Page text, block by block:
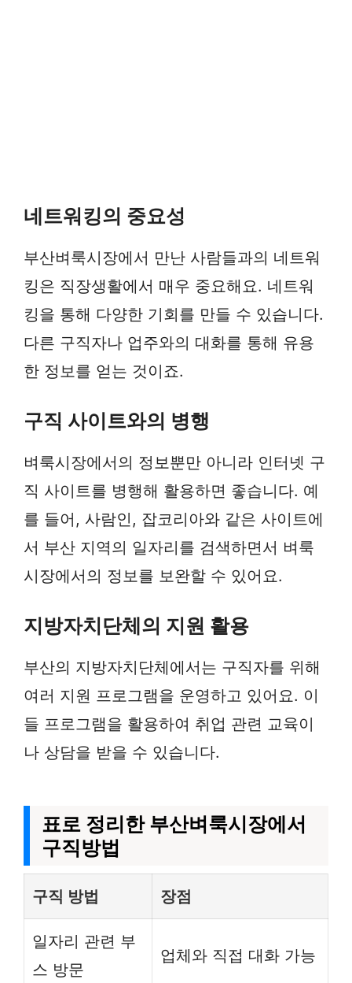
네트워킹의 중요성
부산벼룩시장에서 만난 사람들과의 네트워
킹은 직장생활에서 매우 중요해요. 네트워
킹을 통해 다양한 기회를 만들 수 있습니다.
다른 구직자나 업주와의 대화를 통해 유용
한 정보를 얻는 것이죠.
구직 사이트와의 병행
벼룩시장에서의 정보뿐만 아니라 인터넷 구
직 사이트를 병행해 활용하면 좋습니다. 예
를 들어, 사람인, 잡코리아와 같은 사이트에
서 부산 지역의 일자리를 검색하면서 벼룩
시장에서의 정보를 보완할 수 있어요.
지방자치단체의 지원 활용
부산의 지방자치단체에서는 구직자를 위해
여러 지원 프로그램을 운영하고 있어요. 이
들 프로그램을 활용하여 취업 관련 교육이
나 상담을 받을 수 있습니다.
표로 정리한 부산벼룩시장에서
구직방법
구직 방법 장점
일자리 관련 부
스 방문
업체와 직접 대화 가능